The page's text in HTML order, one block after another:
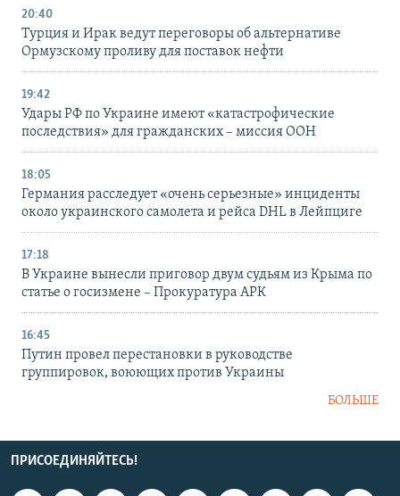
20:40
Турция и Ирак ведут переговоры об альтернативе
Ормузскому проливу для поставок нефти
19:42
Удары РФ по Украине имеют «катастрофические
последствия» для гражданских – миссия ООН
18:05
Германия расследует «очень серьезные» инциденты
около украинского самолета и рейса DHL в Лейпциге
17:18
В Украине вынесли приговор двум судьям из Крыма по
статье о госизмене – Прокуратура АРК
16:45
Путин провел перестановки в руководстве
группировок, воюющих против Украины
БОЛЬШЕ
ПРИСОЕДИНЯЙТЕСЬ!